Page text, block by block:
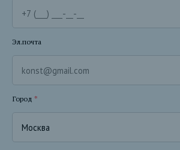
Эл.почта
Город *